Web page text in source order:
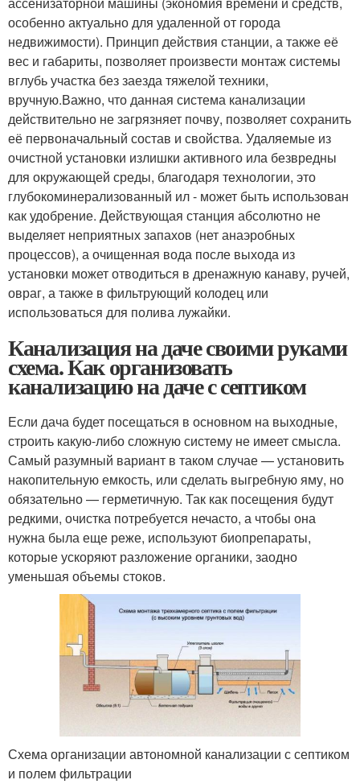
особенно актуально для удаленной от города
недвижимости). Принцип действия станции, а также её
вес и габариты, позволяет произвести монтаж системы
вглубь участка без заезда тяжелой техники,
вручную.Важно, что данная система канализации
действительно не загрязняет почву, позволяет сохранить
её первоначальный состав и свойства. Удаляемые из
очистной установки излишки активного ила безвредны
для окружающей среды, благодаря технологии, это
глубокоминерализованный ил - может быть использован
как удобрение. Действующая станция абсолютно не
выделяет неприятных запахов (нет анаэробных
процессов), а очищенная вода после выхода из
установки может отводиться в дренажную канаву, ручей,
овраг, а также в фильтрующий колодец или
использоваться для полива лужайки.
Канализация на даче своими руками
схема. Как организовать
канализацию на даче с септиком
Если дача будет посещаться в основном на выходные,
строить какую-либо сложную систему не имеет смысла.
Самый разумный вариант в таком случае — установить
накопительную емкость, или сделать выгребную яму, но
обязательно — герметичную. Так как посещения будут
редкими, очистка потребуется нечасто, а чтобы она
нужна была еще реже, используют биопрепараты,
которые ускоряют разложение органики, заодно
уменьшая объемы стоков.
Схема организации автономной канализации с септиком
и полем фильтрации